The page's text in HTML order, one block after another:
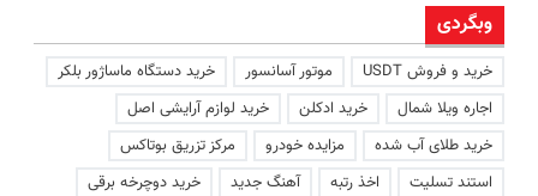
وبگردی
خرید و فروش USDT موتور آسانسور
خرید دستگاه ماساژور بلکر
اجاره ویلا شمال
خرید ادکلن
خرید لوازم آرایشی اصل
خرید طلای آب شده
مزایده خودرو
مرکز تزریق بوتاکس
استند تسلیت
اخذ رتبه آهنگ جدید
خرید دوچرخه برقی